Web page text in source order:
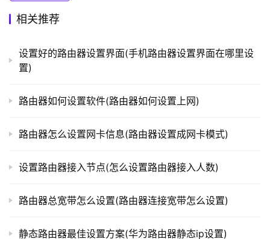
g
路
由
百
常
相关推荐
设置好的路由器设置界面(手机路由器设置界面在哪里设
置)
路由器如何设置软件(路由器如何设置上网)
路由器怎么设置网卡信息(路由器设置成网卡模式)
设置路由器接入节点(怎么设置路由器接入人数)
路由器总宽带怎么设置(路由器连接宽带怎么设置)
静态路由器最佳设置方案(华为路由器静态ip设置)